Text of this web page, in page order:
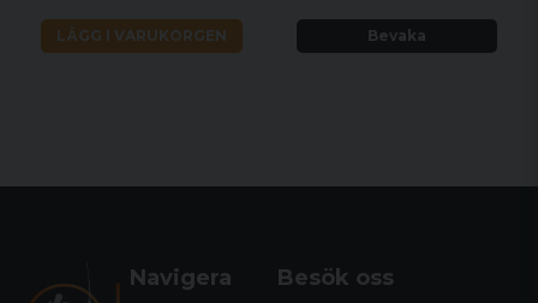
LÄGG I VARUKORGEN Bevaka
Navigera Besök oss